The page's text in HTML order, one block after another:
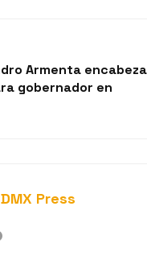
Armenta encabeza
gobernador en
Press